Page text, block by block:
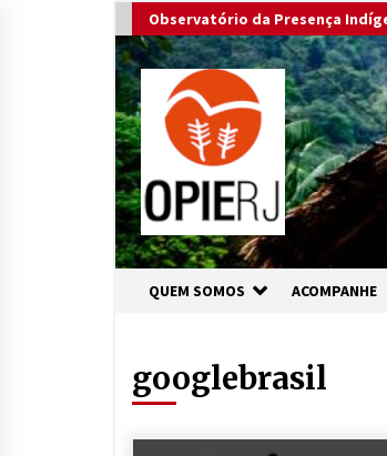
to
content
Observatório da Presença
QUEM SOMOS ACOMPANHE
googlebrasil